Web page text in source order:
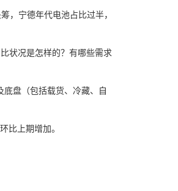
宁德年代电池占比过半，
状况是怎样的？有哪些需求
盘（包括载货、冷藏、自
上期增加。